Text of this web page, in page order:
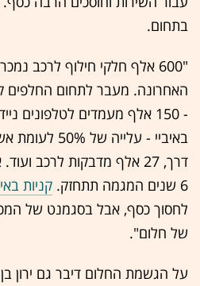
בתחום.
"600 אלף חלקי חילוף לרכב
האחרונה. מעבר לתחום החלפים
- 150 אלף מעמדים לטלפונים
6 שנים המגמה תתחזק.
קניות
לחסוך כסף, אבל בסגמנט של
של חלום".